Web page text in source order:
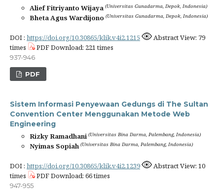
Alief Fitriyanto Wijaya (Universitas Gunadarma, Depok, Indonesia)
Bheta Agus Wardijono (Universitas Gunadarma, Depok, Indonesia)
DOI : https://doi.org/10.30865/klik.v4i2.1215
Abstract View: 79
times
PDF Download: 221 times
937-946
PDF
Sistem Informasi Penyewaan Gedungs di The Sultan
Convention Center Menggunakan Metode Web
Engineering
Rizky Ramadhani (Universitas Bina Darma, Palembang, Indonesia)
Nyimas Sopiah (Universitas Bina Darma, Palembang, Indonesia)
DOI : https://doi.org/10.30865/klik.v4i2.1239
Abstract View: 10
times
PDF Download: 66 times
947-955